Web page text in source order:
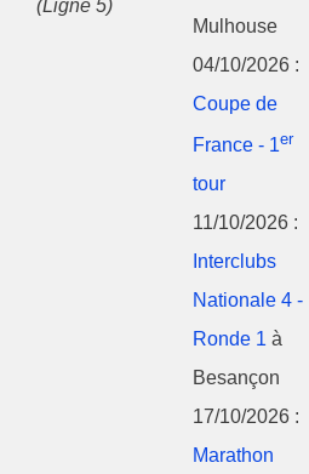
(Ligne 5)
Mulhouse
04/10/2026 :
Coupe de
France - 1er
tour
11/10/2026 :
Interclubs
Nationale 4 -
Ronde 1 à
Besançon
17/10/2026 :
Marathon